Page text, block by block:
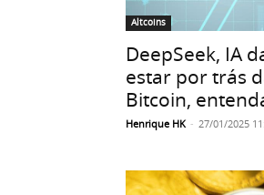
Altcoins
DeepSeek, IA
estar por trás
Bitcoin,
Henrique HK - 27/01/2025